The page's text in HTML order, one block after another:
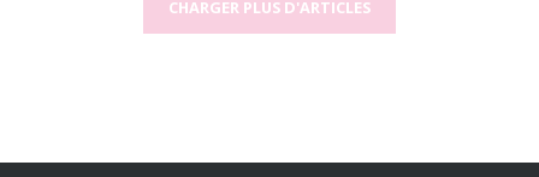
CHARGER PLUS D'ARTICLES